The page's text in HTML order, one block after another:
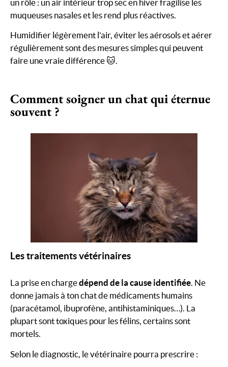
un rôle : un air intérieur trop sec en hiver fragilise les
muqueuses nasales et les rend plus réactives.
Humidifier légèrement l’air, éviter les aérosols et aérer
régulièrement sont des mesures simples qui peuvent
faire une vraie différence 🐱.
Comment soigner un chat qui éternue
souvent ?
Les traitements vétérinaires
La prise en chargedépend de la cause identifiée. Ne
donne jamais à ton chat de médicaments humains
(paracétamol, ibuprofène, antihistaminiques…). La
plupart sont toxiques pour les félins, certains sont
mortels.
Selon le diagnostic, le vétérinaire pourra prescrire :